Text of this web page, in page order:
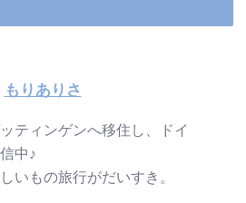
もりありさ
ティンゲンへ移住し、ドイ
中♪
いもの旅行がだいすき。